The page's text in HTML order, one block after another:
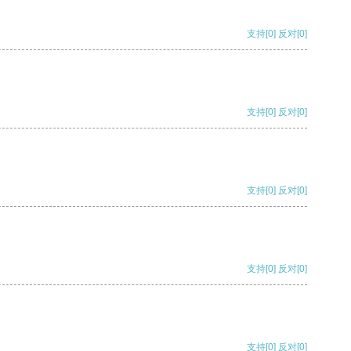
支持[0] 反对[0]
支持[0] 反对[0]
支持[0] 反对[0]
支持[0] 反对[0]
支持[0] 反对[0]